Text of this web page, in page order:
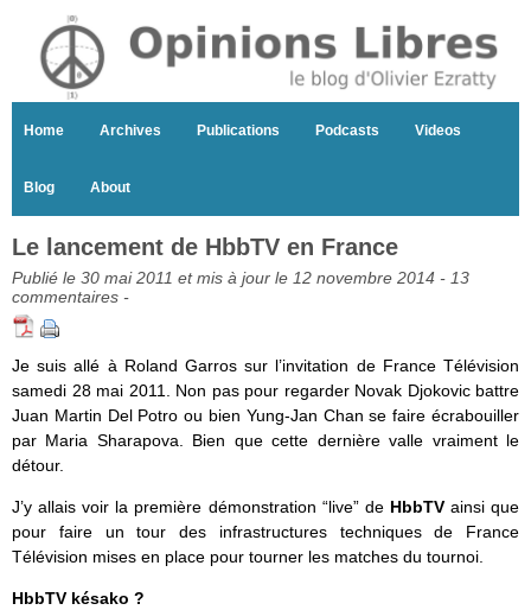
Home Archives Publications Podcasts Videos
Blog About
Le lancement de HbbTV en France
Publié le 30 mai 2011 et mis à jour le 12 novembre 2014 - 13
commentaires -
Je suis allé à Roland Garros sur l’invitation de France Télévision
samedi 28 mai 2011. Non pas pour regarder Novak Djokovic battre
Juan Martin Del Potro ou bien Yung-Jan Chan se faire écrabouiller
par Maria Sharapova. Bien que cette dernière valle vraiment le
détour.
J’y allais voir la première démonstration “live” de HbbTVainsi que
pour faire un tour des infrastructures techniques de France
Télévision mises en place pour tourner les matches du tournoi.
HbbTV késako ?